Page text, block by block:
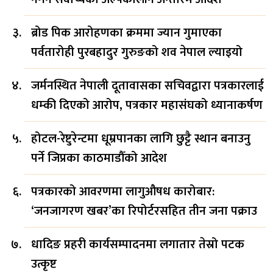
ब्रोड पिक आरोहणका क्रममा ज्यान गुमाएका
पर्वतारोही पुरबहादुर गुरुङको शव नेपाल ल्याइयो
जर्मनस्थित नेपाली दूतावासका सचिवद्वारा पत्रकारलाई
धम्की दिएको आरोप, पत्रकार महासंघको ध्यानाकर्षण
होटल-रेष्टुरेन्टमा धूम्रपानका लागि छुट्टै स्थान बनाउनु
पर्ने जिप्रका काठमाडौँको आदेश
पत्रकारको आवरणमा लागुऔषध कारोबार:
‘जनजागरण खबर’का रिपोर्टरसहित तीन जना पक्राउ
धादिङ प्रहरी कार्यसम्पादनमा लगातार तेस्रो पटक
उत्कृष्ट